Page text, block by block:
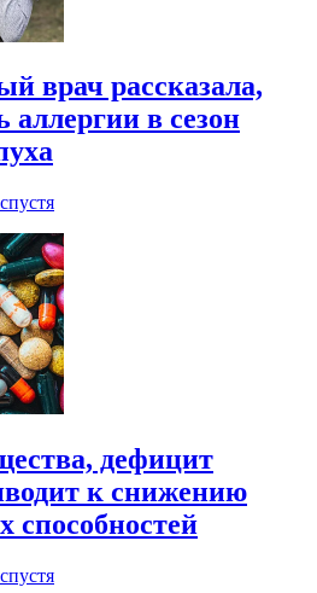
врач рассказала,
аллергии в сезон
дефицит
к снижению
способностей